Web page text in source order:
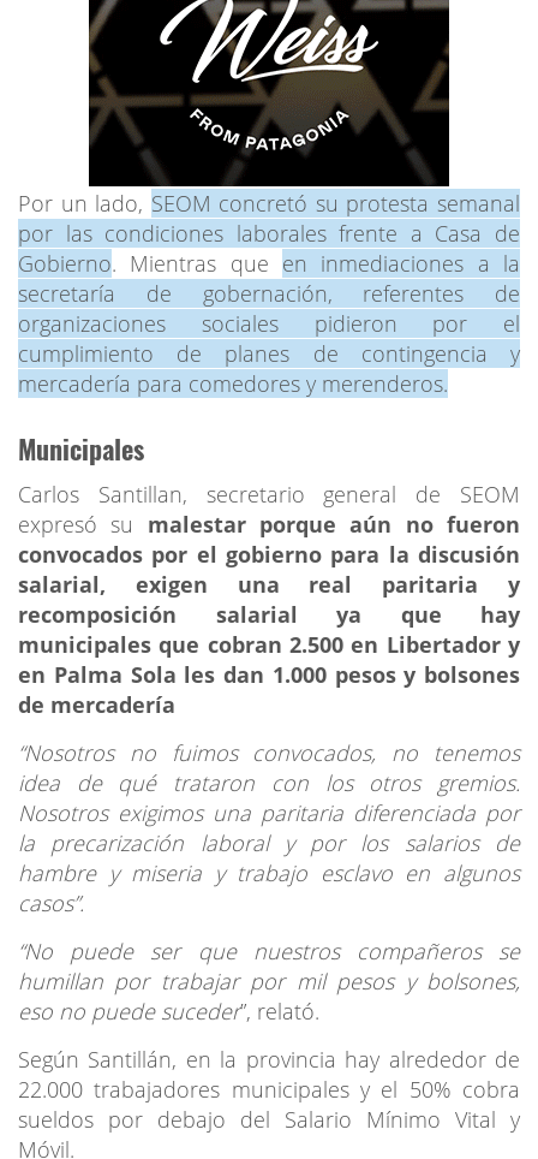
Por un lado, SEOM concretó su protesta semanal
por las condiciones laborales frente a Casa de
Gobierno. Mientras que en inmediaciones a la
secretaría de gobernación, referentes de
organizaciones sociales pidieron por el
cumplimiento de planes de contingencia y
mercadería para comedores y merenderos.
Municipales
Carlos Santillan, secretario general de SEOM
expresó su malestar porque aún no fueron
convocados por el gobierno para la discusión
salarial, exigen una real paritaria y
recomposición salarial ya que hay
municipales que cobran 2.500 en Libertador y
en Palma Sola les dan 1.000 pesos y bolsones
de mercadería
“Nosotros no fuimos convocados, no tenemos
idea de qué trataron con los otros gremios.
Nosotros exigimos una paritaria diferenciada por
la precarización laboral y por los salarios de
hambre y miseria y trabajo esclavo en algunos
casos”.
“No puede ser que nuestros compañeros se
humillan por trabajar por mil pesos y bolsones,
eso no puede suceder”, relató.
Según Santillán, en la provincia hay alrededor de
22.000 trabajadores municipales y el 50% cobra
sueldos por debajo del Salario Mínimo Vital y
Móvil.